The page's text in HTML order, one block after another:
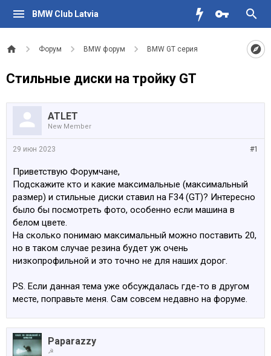
BMW Club Latvia
Форум BMW форум BMW GT серия
Стильные диски на тройку GT
ATLET
New Member
#1
29 июн 2023
Приветствую Форумчане,
Подскажите кто и какие максимальные (максимальный
размер) и стильные диски ставил на F34 (GT)? Интересно
было бы посмотреть фото, особенно если машина в
белом цвете.
На сколько понимаю максимальный можно поставить 20,
но в таком случае резина будет уж очень
низкопрофильной и это точно не для наших дорог.
PS. Если данная тема уже обсуждалась где-то в другом
месте, поправьте меня. Сам совсем недавно на форуме.
Paparazzy
☭